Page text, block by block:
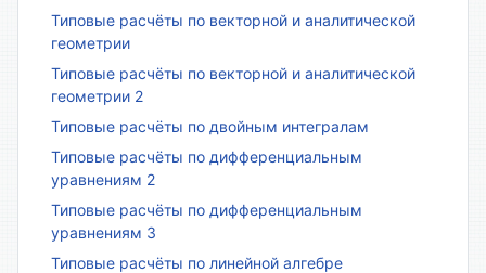
Типовые расчёты по векторной и аналитической
геометрии
Типовые расчёты по векторной и аналитической
геометрии 2
Типовые расчёты по двойным интегралам
Типовые расчёты по дифференциальным
уравнениям 2
Типовые расчёты по дифференциальным
уравнениям 3
Типовые расчёты по линейной алгебре